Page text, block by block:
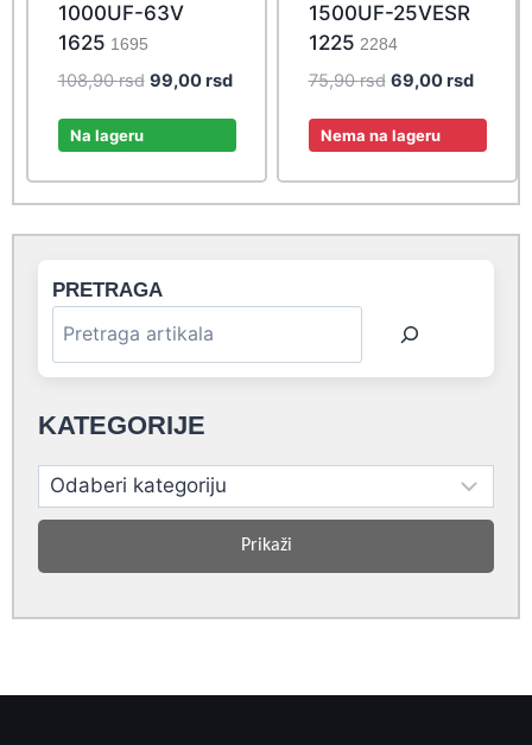
1000UF-63V
1625 1695
108,90rsd Original
99,00rsdCurrent
Na lageru
1500UF-25VESR
1225 2284
75,90rsd Original
was:
69,00rsdCurrent
Nema na lageru
PRETRAGA
KATEGORIJE
Prikaži